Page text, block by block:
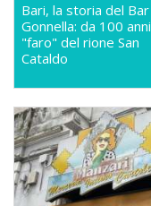
Bari, la storia del Bar
Gonnella: da 100 anni
"faro" del rione San
Cataldo